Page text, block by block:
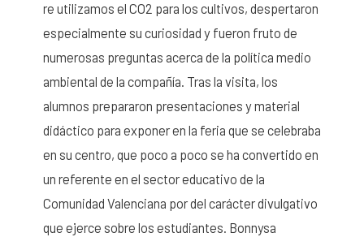
re utilizamos el CO2 para los cultivos, despertaron
especialmente su curiosidad y fueron fruto de
numerosas preguntas acerca de la política medio
ambiental de la compañía. Tras la visita, los
alumnos prepararon presentaciones y material
didáctico para exponer en la feria que se celebraba
en su centro, que poco a poco se ha convertido en
un referente en el sector educativo de la
Comunidad Valenciana por del carácter divulgativo
que ejerce sobre los estudiantes. Bonnysa